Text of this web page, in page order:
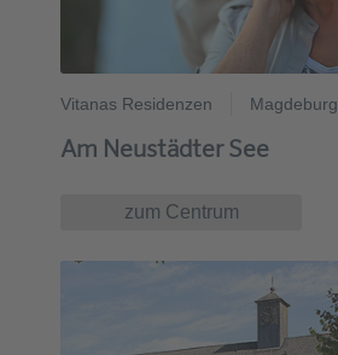
Vitanas Residenzen Magdeburg
Am Neustädter See
zum Centrum